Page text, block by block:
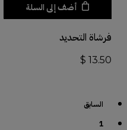
أضف إلى السلة
فرشاة التحديد
$ 13.50
السابق
1